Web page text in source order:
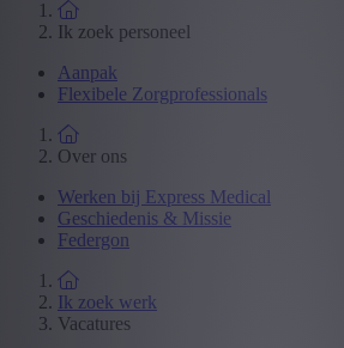
Ik zoek personeel
Aanpak
Flexibele Zorgprofessionals
Over ons
Werken bij Express Medical
Geschiedenis & Missie
Federgon
Ik zoek werk
Vacatures